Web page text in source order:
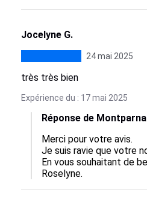
Jocelyne G.
24 mai 2025
très très bien
Expérience du : 17 mai 2025
Réponse de
Merci pour votre avis.
Je suis ravie que votre
En vous souhaitant de
Roselyne.